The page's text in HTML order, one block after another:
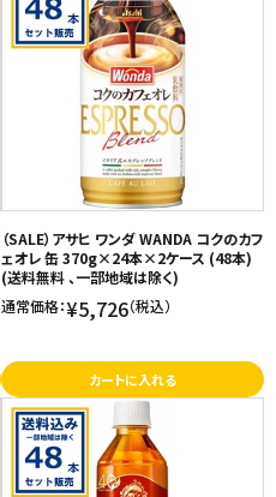
（SALE）アサヒ ワンダ WANDA コクのカフ
ェオレ 缶 370g×24本×2ケース (48本)
(送料無料 、一部地域は除く)
通常価格：¥5,726（税込）
カートに入れる